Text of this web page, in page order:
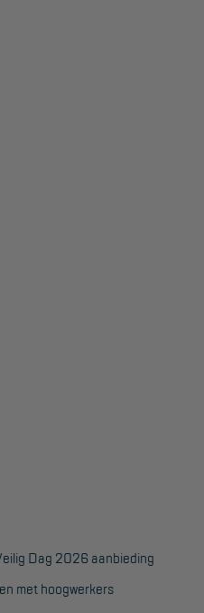
Dag 2026 aanbieding
met hoogwerkers